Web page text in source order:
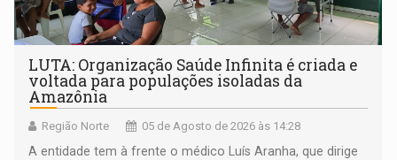
LUTA: Organização Saúde Infinita é criada e
voltada para populações isoladas da
Amazônia
Região Norte 05 de Agosto de 2026 às 14:28
A entidade tem à frente o médico Luís Aranha, que dirige